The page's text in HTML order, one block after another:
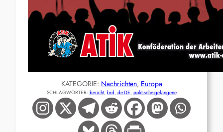
KATEGORIE: Nachrichten, Europa
SCHLAGWÖRTER: bericht, brd, de-DE, politische-gefangene